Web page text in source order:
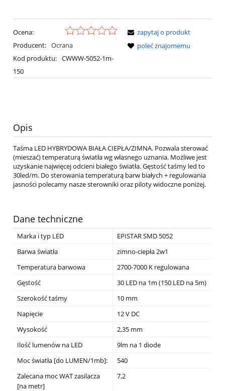
Ocena:
Producent: Ocrana
Kod produktu: CWWW-5052-1m-
150
zapytaj o produkt
poleć znajomemu
Opis
Taśma LED HYBRYDOWA BIAŁA CIEPŁA/ZIMNA. Pozwala sterować
(mieszać) temperaturą światła wg własnego uznania. Możliwe jest
uzyskanie najwięcej odcieni białego światła. Gęstość taśmy led to
30led/m. Do sterowania temperaturą barw białych + regulowania
jasności polecamy nasze sterowniki oraz piloty widoczne poniżej.
Dane techniczne
Marka i typ LED
EPISTAR SMD 5052
Barwa światła
zimno-ciepła 2w1
Temperatura barwowa
2700-7000 K regulowana
Gęstość
30 LED na 1m (150 LED na 5m)
Szerokość taśmy
10 mm
Napięcie
12 V DC
Wysokość
2,35 mm
Ilość lumenów na LED
9lm na 1 diode
Moc światła [do LUMEN/1mb]:
540
Zalecana moc WAT zasilacza
[na metr]
7,2